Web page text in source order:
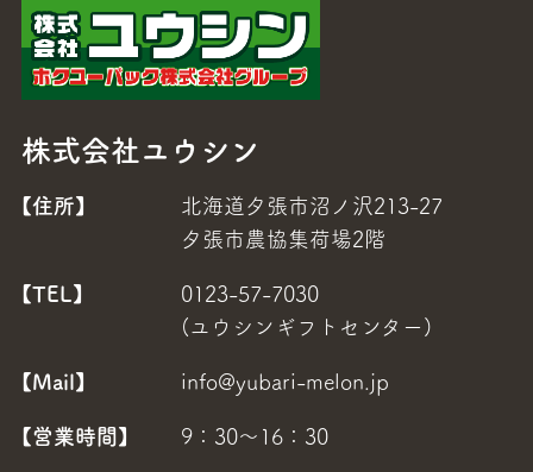
株式会社ユウシン
【住所】
北海道夕張市沼ノ沢213-27
夕張市農協集荷場2階
【TEL】
0123-57-7030
(ユウシンギフトセンター)
【Mail】 info@yubari-melon.jp
【営業時間】 9：30～16：30